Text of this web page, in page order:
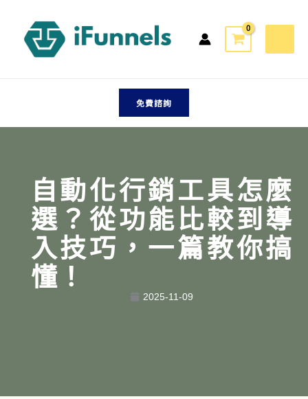
免費諮詢
自動化行銷工具怎麼
選？從功能比較到導
入技巧，一篇教你搞
懂！
2025-11-09